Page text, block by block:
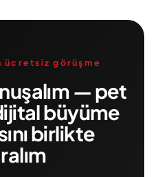
ücretsiz görüşme
— pet
büyüme
birlikte